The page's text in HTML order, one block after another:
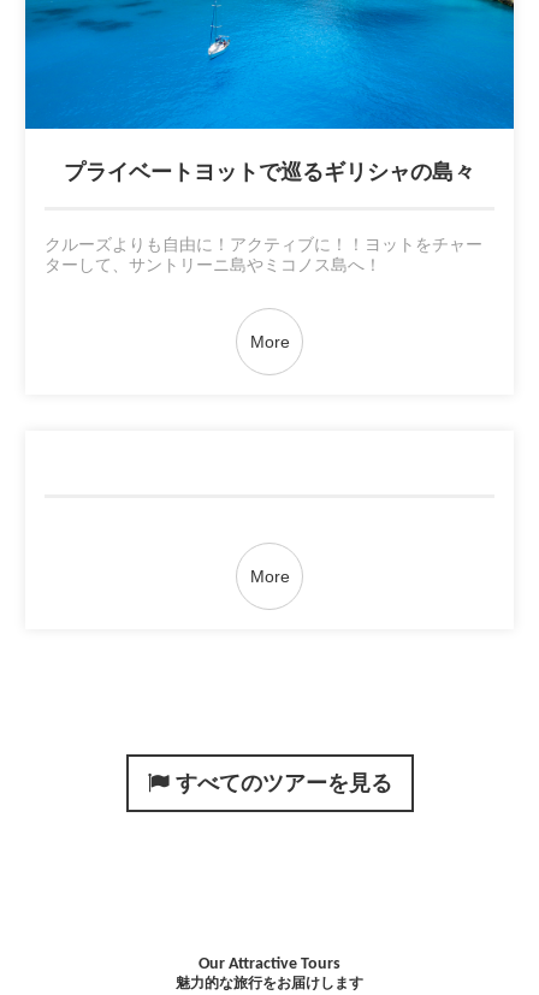
プライベートヨットで巡るギリシャの島々
クルーズよりも自由に！アクティブに！！ヨットをチャー
ターして、サントリーニ島やミコノス島へ！
More
More
すべてのツアーを見る
Our Attractive Tours
魅力的な旅行をお届けします